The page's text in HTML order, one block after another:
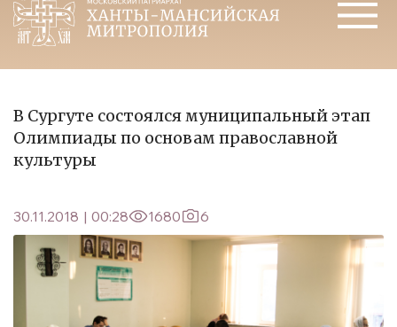
В Сургуте состоялся муниципальный этап
Олимпиады по основам православной
культуры
30.11.2018 | 00:28 1680 6